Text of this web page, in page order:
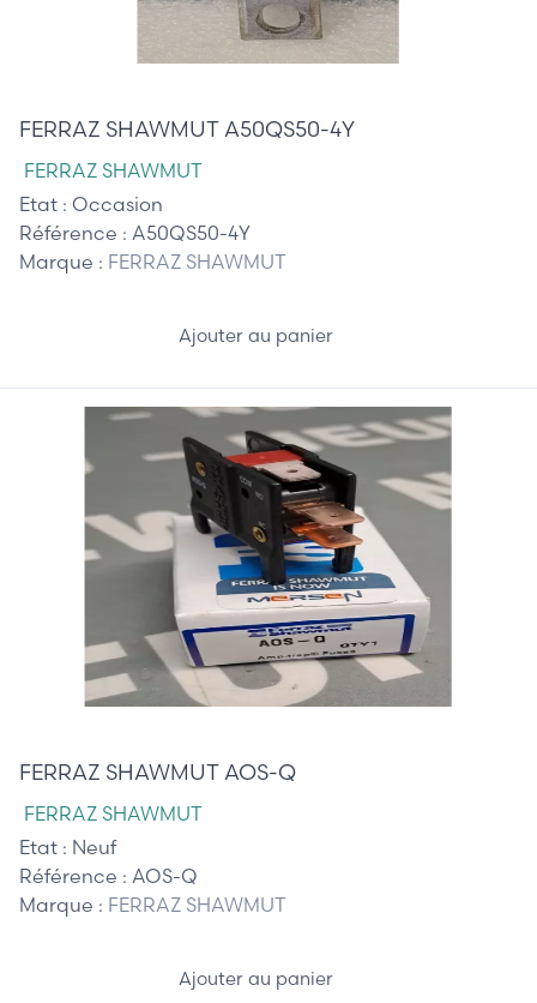
FERRAZ SHAWMUT A50QS50-4Y
FERRAZ SHAWMUT
Etat : Occasion
Référence : A50QS50-4Y
Marque : FERRAZ SHAWMUT
Ajouter au panier
FERRAZ SHAWMUT AOS-Q
FERRAZ SHAWMUT
Etat : Neuf
Référence : AOS-Q
Marque : FERRAZ SHAWMUT
Ajouter au panier